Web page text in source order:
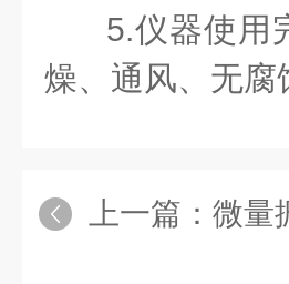
5.仪器使用
燥、通风、无腐
上一篇： 微量